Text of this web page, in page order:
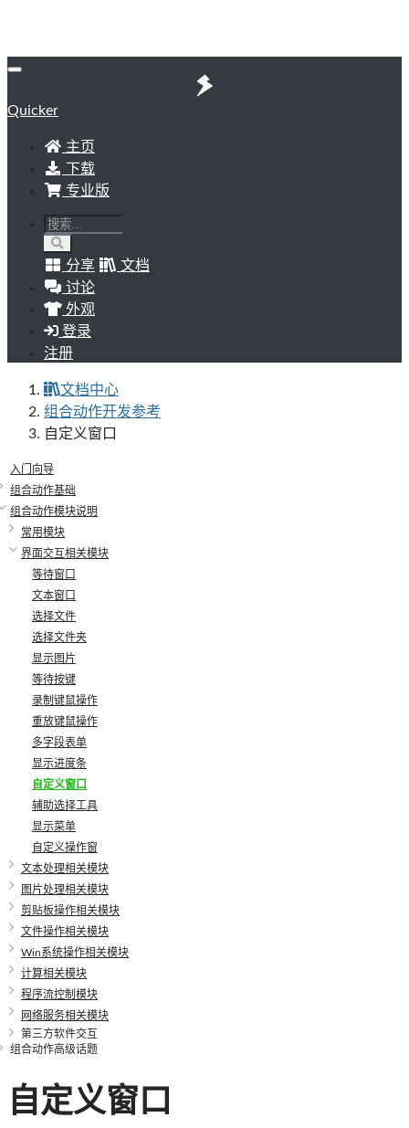
Quicker
主页
下载
专业版
分享
文档
讨论
外观
登录
注册
文档中心
组合动作开发参考
自定义窗口
入门向导
组合动作基础
组合动作模块说明
常用模块
界面交互相关模块
等待窗口
文本窗口
选择文件
选择文件夹
显示图片
等待按键
录制键鼠操作
重放键鼠操作
多字段表单
显示进度条
自定义窗口
辅助选择工具
显示菜单
自定义操作窗
文本处理相关模块
图片处理相关模块
剪贴板操作相关模块
文件操作相关模块
Win系统操作相关模块
计算相关模块
程序流控制模块
网络服务相关模块
第三方软件交互
组合动作高级话题
自定义窗口